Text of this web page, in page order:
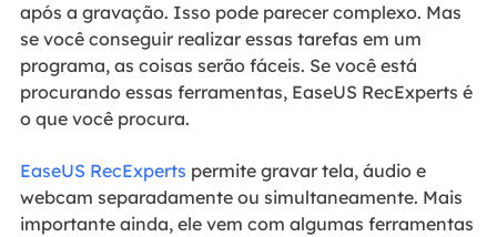
após a gravação. Isso pode parecer complexo. Mas
se você conseguir realizar essas tarefas em um
programa, as coisas serão fáceis. Se você está
procurando essas ferramentas, EaseUS RecExperts é
o que você procura.
EaseUS RecExperts permite gravar tela, áudio e
webcam separadamente ou simultaneamente. Mais
importante ainda, ele vem com algumas ferramentas